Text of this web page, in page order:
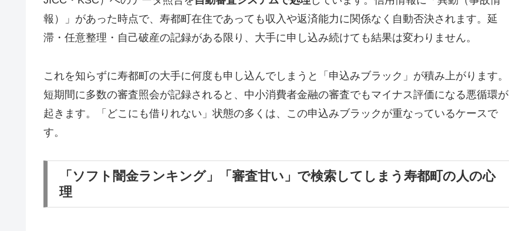
報）」があった時点で、寿都町在住であっても収入や返済能力に関係なく自動否決されます。延
滞・任意整理・自己破産の記録がある限り、大手に申し込み続けても結果は変わりません。
これを知らずに寿都町の大手に何度も申し込んでしまうと「申込みブラック」が積み上がります。
短期間に多数の審査照会が記録されると、中小消費者金融の審査でもマイナス評価になる悪循環が
起きます。「どこにも借りれない」状態の多くは、この申込みブラックが重なっているケースで
す。
「ソフト闇金ランキング」「審査甘い」で検索してしまう寿都町の人の心
理